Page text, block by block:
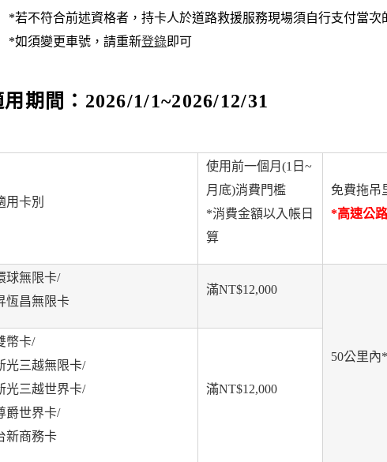
*若不符合前述資格者，持卡人於道路救援服務現場須自行支付當次
*如須變更車號，請重新登錄即可
用期間：2026/1/1~2026/12/31
用卡別
使用前一個月(1日~
月底)消費門檻
*消費金額以入帳日
算
免費拖吊
*高速公
球無限卡/
恆昌無限卡
滿NT$12,000
50公里內
幣卡/
光三越無限卡/
光三越世界卡/
爵世界卡/
新商務卡
滿NT$12,000